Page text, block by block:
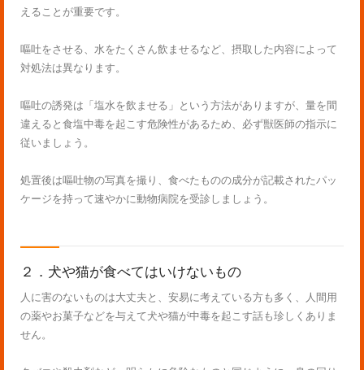
えることが重要です。
嘔吐をさせる、水をたくさん飲ませるなど、摂取した内容によって
対処法は異なります。
嘔吐の誘発は「塩水を飲ませる」という方法がありますが、量を間
違えると食塩中毒を起こす危険性があるため、必ず獣医師の指示に
従いましょう。
処置後は嘔吐物の写真を撮り、食べたものの成分が記載されたパッ
ケージを持って速やかに動物病院を受診しましょう。
２．犬や猫が食べてはいけないもの
人に害のないものは大丈夫と、安易に考えている方も多く、人間用
の薬やお菓子などを与えて犬や猫が中毒を起こす話も珍しくありま
せん。